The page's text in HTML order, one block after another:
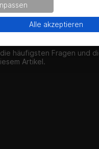
häufigsten Fragen und
Artikel.
No thanks.
Alle akzeptieren